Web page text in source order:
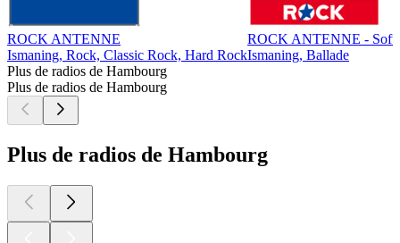
ROCK ANTENNE
Ismaning, Rock, Classic Rock, Hard Rock
ROCK ANTENNE - Soft
Ismaning, Ballade
Plus de radios de Hambourg
Plus de radios de Hambourg
Plus de radios de Hambourg